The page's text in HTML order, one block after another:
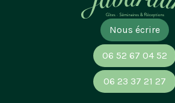
Nous écrire
06 52 67 04 52
06 23 37 21 27